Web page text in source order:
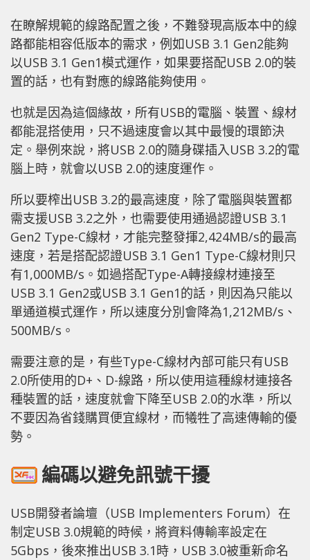
在瞭解規範的線路配置之後，不難發現高版本中的線
路都能相容低版本的需求，例如USB 3.1 Gen2能夠
以USB 3.1 Gen1模式運作，如果要搭配USB 2.0的裝
置的話，也有對應的線路能夠使用。
也就是因為這個緣故，所有USB的電腦、裝置、線材
都能混搭使用，只不過速度會以其中最慢的環節決
定。舉例來說，將USB 2.0的隨身碟插入USB 3.2的電
腦上時，就會以USB 2.0的速度運作。
所以要榨出USB 3.2的最高速度，除了電腦與裝置都
需支援USB 3.2之外，也需要使用通過認證USB 3.1
Gen2 Type-C線材，才能完整發揮2,424MB/s的最高
速度，若是搭配認證USB 3.1 Gen1 Type-C線材則只
有1,000MB/s。如過搭配Type-A轉接線材連接至
USB 3.1 Gen2或USB 3.1 Gen1的話，則因為只能以
單通道模式運作，所以速度分別會降為1,212MB/s、
500MB/s。
需要注意的是，有些Type-C線材內部可能只有USB
2.0所使用的D+、D-線路，所以使用這種線材連接各
種裝置的話，速度就會下降至USB 2.0的水準，所以
不要因為省錢購買便宜線材，而犧牲了高速傳輸的優
勢。
編碼以避免訊號干擾
USB開發者論壇（USB Implementers Forum）在
制定USB 3.0規範的時候，將資料傳輸率設定在
5Gbps，後來推出USB 3.1時，USB 3.0被重新命名